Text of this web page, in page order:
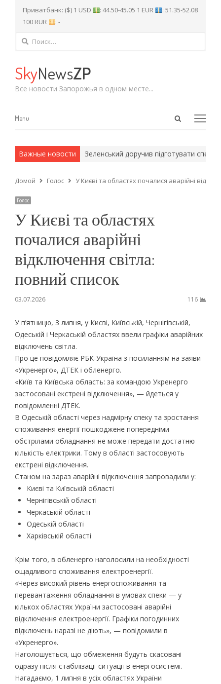
Приватбанк: ($) 1 USD : 44.50-45.05 1 EUR
: 51.35-52.08
100 RUR
: -
Найти:
SkyNewsZP
Все новости Запорожья в одном месте...
Open
Menu
Menu
Важные новости
армейские методы. Зеленський доручив підготувати
Домой Голос У Києві та областях почалися аварійні
Голос
У Києві та областях
почалися аварійні
відключення світла:
повний список
03.07.2026 116
У п’ятницю, 3 липня, у Києві, Київській, Чернігівській,
Одеській і Черкаській областях ввели графіки аварійних
відключень світла.
Про це повідомляє РБК-Україна з посиланням на заяви
«Укренерго», ДТЕК і обленерго.
«Київ та Київська область: за командою Укренерго
застосовані екстрені відключення», — йдеться у
повідомленні ДТЕК.
В Одеській області через надмірну спеку та зростання
споживання енергії пошкоджене попередніми
обстрілами обладнання не може передати достатню
кількість електрики. Тому в області застосовують
екстрені відключення.
Станом на зараз аварійні відключення запровадили у:
Києві та Київській області
Чернігівській області
Черкаській області
Одеській області
Харківській області
Крім того, в обленерго наголосили на необхідності
ощадливого споживання електроенергії.
«Через високий рівень енергоспоживання та
перевантаження обладнання в умовах спеки — у
кількох областях України застосовані аварійні
відключення електроенергії. Графіки погодинних
відключень наразі не діють», — повідомили в
«Укренерго».
Наголошується, що обмеження будуть скасовані
одразу після стабілізації ситуації в енергосистемі.
Нагадаємо, 1 липня в усіх областях України